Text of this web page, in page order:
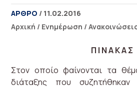
ΑΡΘΡΟ / 11.02.2016
Αρχική / Ενημέρωση /
Π Ι Ν Α Κ Α Σ
Στον οποίο φαίνονται τα
διάταξης που συζητήθηκαν